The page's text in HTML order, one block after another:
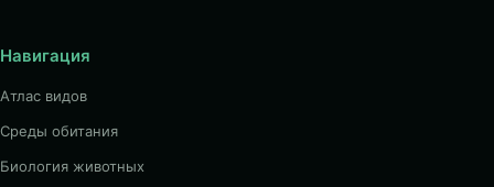
Навигация
Атлас видов
Среды обитания
Биология животных